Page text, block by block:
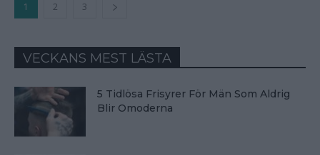
1 2 3
VECKANS MEST LÄSTA
5 Tidlösa Frisyrer För Män Som Aldrig
Blir Omoderna